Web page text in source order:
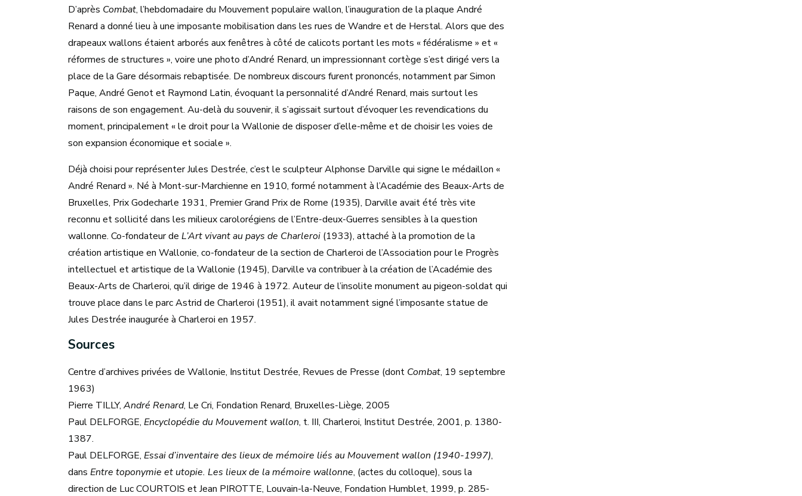
D’après Combat, l’hebdomadaire du Mouvement populaire wallon, l’inauguration de la plaque André
Renard a donné lieu à une imposante mobilisation dans les rues de Wandre et de Herstal. Alors que des
drapeaux wallons étaient arborés aux fenêtres à côté de calicots portant les mots « fédéralisme » et «
réformes de structures », voire une photo d’André Renard, un impressionnant cortège s’est dirigé vers la
place de la Gare désormais rebaptisée. De nombreux discours furent prononcés, notamment par Simon
Paque, André Genot et Raymond Latin, évoquant la personnalité d’André Renard, mais surtout les
raisons de son engagement. Au-delà du souvenir, il s’agissait surtout d’évoquer les revendications du
moment, principalement « le droit pour la Wallonie de disposer d’elle-même et de choisir les voies de
son expansion économique et sociale ».
Déjà choisi pour représenter Jules Destrée, c’est le sculpteur Alphonse Darville qui signe le médaillon «
André Renard ». Né à Mont-sur-Marchienne en 1910, formé notamment à l’Académie des Beaux-Arts de
Bruxelles, Prix Godecharle 1931, Premier Grand Prix de Rome (1935), Darville avait été très vite
reconnu et sollicité dans les milieux carolorégiens de l’Entre-deux-Guerres sensibles à la question
wallonne. Co-fondateur de L’Art vivant au pays de Charleroi (1933), attaché à la promotion de la
création artistique en Wallonie, co-fondateur de la section de Charleroi de l’Association pour le Progrès
intellectuel et artistique de la Wallonie (1945), Darville va contribuer à la création de l’Académie des
Beaux-Arts de Charleroi, qu’il dirige de 1946 à 1972. Auteur de l’insolite monument au pigeon-soldat qui
trouve place dans le parc Astrid de Charleroi (1951), il avait notamment signé l’imposante statue de
Jules Destrée inaugurée à Charleroi en 1957.
Sources
Centre d’archives privées de Wallonie, Institut Destrée, Revues de Presse (dont Combat, 19 septembre
1963)
Pierre TILLY, André Renard, Le Cri, Fondation Renard, Bruxelles-Liège, 2005
Paul DELFORGE, Encyclopédie du Mouvement wallon, t. III, Charleroi, Institut Destrée, 2001, p. 1380-
1387.
Paul DELFORGE, Essai d’inventaire des lieux de mémoire liés au Mouvement wallon (1940-1997),
dans Entre toponymie et utopie. Les lieux de la mémoire wallonne, (actes du colloque), sous la
direction de Luc COURTOIS et Jean PIROTTE, Louvain-la-Neuve, Fondation Humblet, 1999, p. 285-